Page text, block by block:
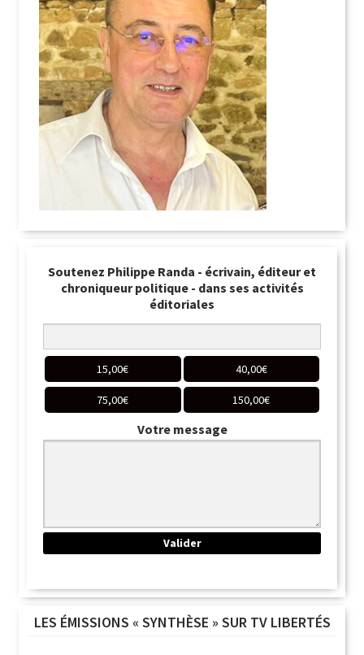
Soutenez Philippe Randa - écrivain, éditeur et
chroniqueur politique - dans ses activités
éditoriales
15,00€ 40,00€
75,00€ 150,00€
Votre message
LES ÉMISSIONS « SYNTHÈSE » SUR TV LIBERTÉS